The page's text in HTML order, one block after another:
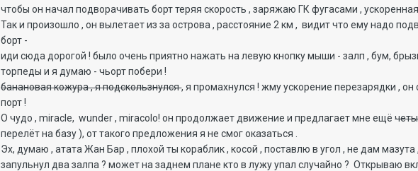
чтобы он начал подворачивать борт теряя скорость , заряжаю ГК фугасами ,
Так и произошло , он вылетает из за острова , расстояние 2 км , видит что ему надо
борт -
иди сюда дорогой ! было очень приятно нажать на левую кнопку мыши - залп , бум,
торпеды и я думаю - чьорт побери !
банановая кожура , я подскользнулся, я промахнулся ! жму ускорение перезарядки ,
порт !
О чудо , miracle, wunder , miracolo! он продолжает движение и предлагает мне ещё
перелёт на базу ), от такого предложения я не смог оказаться .
Эх, думаю , атата Жан Бар , плохой ты кораблик , косой , поставлю в угол , не дам
запульнул два залпа ? может на заднем плане кто в лужу упал случайно ? Открываю